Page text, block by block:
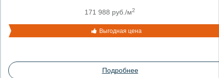
171 988 руб./м2
Выгодная цена
Подробнее